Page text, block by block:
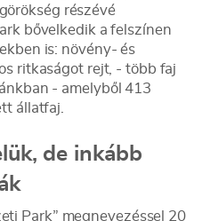
részévé
bővelkedik a felszínen
is: növény- és
ritkaságot rejt, - több faj
- amelyből 413
állatfaj.
de inkább
Park” megnevezéssel 20